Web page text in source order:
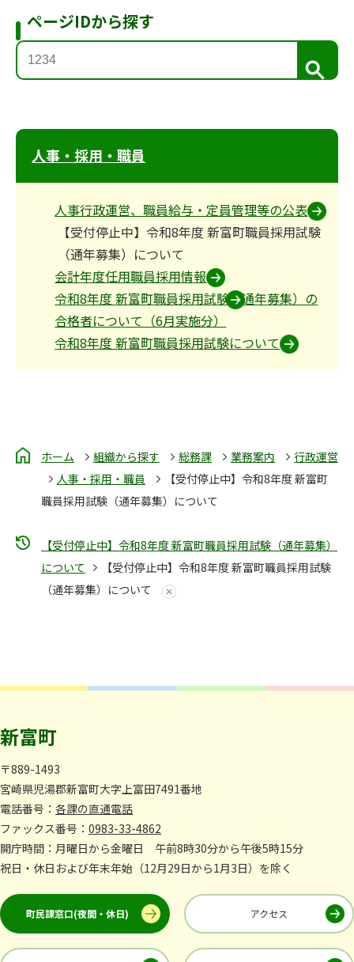
ページIDから探す
検
索
人事・採用・職員
人事行政運営、職員給与・定員管理等の公表
【受付停止中】令和8年度 新富町職員採用試験
（通年募集）について
会計年度任用職員採用情報
令和8年度 新富町職員採用試験（通年募集）の
合格者について（6月実施分）
令和8年度 新富町職員採用試験について
ホーム 組織から探す 総務課 業務案内
行政運営
人事・採用・職員
【受付停止中】令和8年度 新富町
職員採用試験（通年募集）について
【受付停止中】令和8年度 新富町職員採用試験（通年募集）
について
【受付停止中】令和8年度 新富町職員採用試験
（通年募集）について
新富町
〒889-1493
宮崎県児湯郡新富町大字上富田7491番地
電話番号： 各課の直通電話
ファックス番号： 0983-33-4862
開庁時間：月曜日から金曜日 午前8時30分から午後5時15分
祝日・休日および年末年始（12月29日から1月3日）を除く
町民課窓口(夜間・休日) アクセス